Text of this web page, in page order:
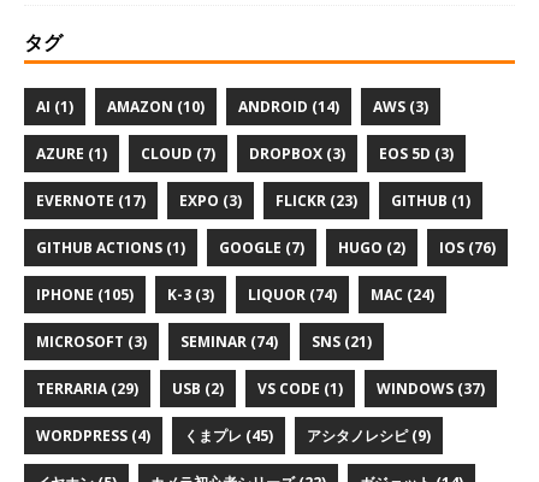
タグ
AI (1) AMAZON (10) ANDROID (14) AWS (3)
AZURE (1) CLOUD (7) DROPBOX (3) EOS 5D (3)
EVERNOTE (17) EXPO (3) FLICKR (23) GITHUB (1)
GITHUB ACTIONS (1) GOOGLE (7) HUGO (2) IOS (76)
IPHONE (105) K-3 (3) LIQUOR (74) MAC (24)
MICROSOFT (3) SEMINAR (74) SNS (21)
TERRARIA (29) USB (2) VS CODE (1) WINDOWS (37)
WORDPRESS (4) くまプレ (45) アシタノレシピ (9)